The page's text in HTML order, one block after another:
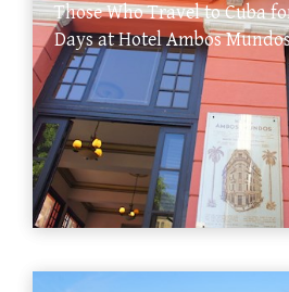
Those Who Travel to Cuba
Days at Hotel Ambos